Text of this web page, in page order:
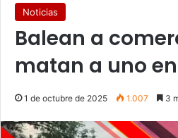
Noticias
Balean a
matan a uno
1 de octubre de 2025 1.007 3